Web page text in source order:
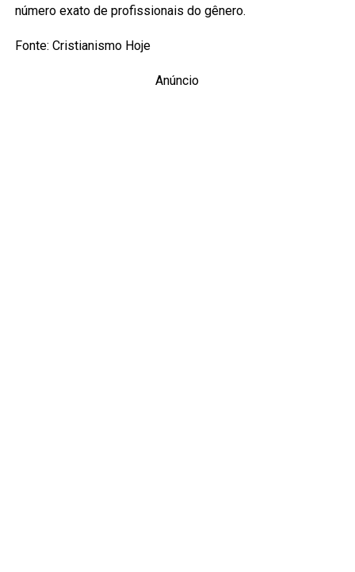
número exato de profissionais do gênero.
Fonte: Cristianismo Hoje
Anúncio